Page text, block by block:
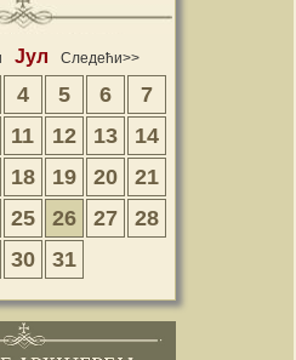
Јул Следећи>>
4 5 6
7
11 12 13
14
18 19 20
21
25 26 27
28
30 31